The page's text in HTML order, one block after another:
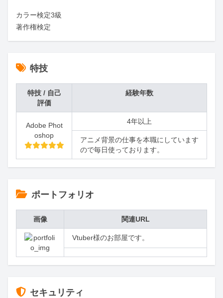
カラー検定3級
著作権検定
特技
特技 / 自己
評価
経験年数
Adobe Phot
oshop
4年以上
アニメ背景の仕事を本職にしています
ので毎日使っております。
ポートフォリオ
画像 関連URL
Vtuber様のお部屋です。
セキュリティ